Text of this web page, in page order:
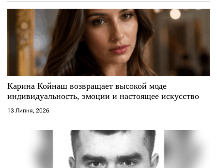
а
п
с
і
в
Карина Койнаш возвращает высокой моде
индивидуальность, эмоции и настоящее искусство
13 Липня, 2026